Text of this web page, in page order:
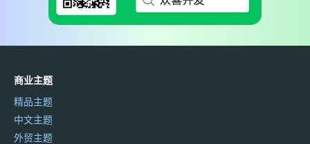
商业主题
精品主题
中文主题
外贸主题